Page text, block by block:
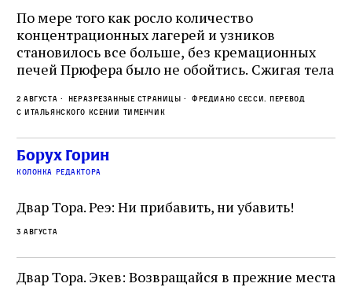
По мере того как росло количество
концентрационных лагерей и узников
становилось все больше, без кремационных
печей Прюфера было не обойтись. Cжигая тела
верны своему архаичному культу смерти, но и
скрывали от населения соседних городов,
сколько узников погибало каждый день в этих
жутких местах
2 августа Неразрезанные страницы
Фредиано Сесси. Перевод
с итальянского Ксении Тименчик
Борух Горин
колонка редактора
Двар Тора. Реэ: Ни прибавить, ни убавить!
3 августа
Двар Тора. Экев: Возвращайся в прежние места